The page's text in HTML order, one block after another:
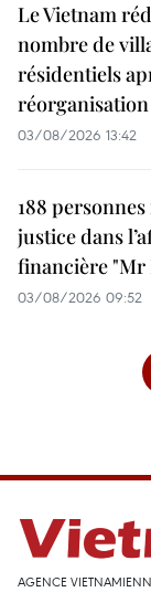
Le Vietnam
nombre de
résidentiels
réorganisation
03/08/2026 13:42
188
justice dans
financière "Mr
03/08/2026 09:52
AGENCE